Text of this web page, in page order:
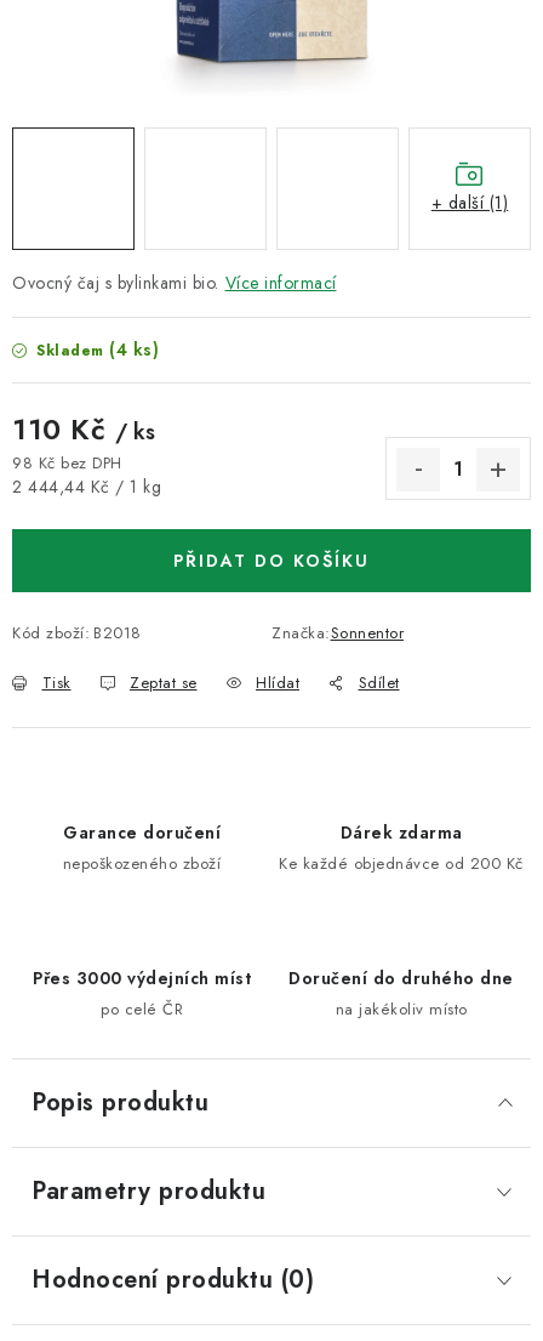
ZNAČKY
Podmínky ochrany osobních údajů
Ovocný čaj s bylinkami bio. Více informací
Skladem (4 ks)
110 Kč / ks
98 Kč bez DPH
Měrná cena:
2 444,44 Kč / 1 kg
PŘIDAT DO KOŠÍKU
Kód zboží: B2018 Značka:Sonnentor
Tisk Zeptat se Hlídat Sdílet
+ další (1)
Garance doručení
nepoškozeného zboží
Dárek zdarma
Ke každé objednávce od 200 Kč
Přes 3000 výdejních míst
po celé ČR
Doručení do druhého dne
na jakékoliv místo
Popis produktu
Parametry produktu
Hodnocení produktu (0)